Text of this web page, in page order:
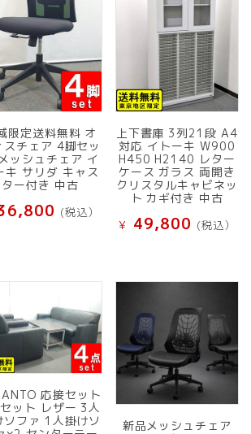
限定送料無料 オ
スチェア 4脚セッ
ッシュチェア イ
キ サリダ キャス
ター付き 中古
(税込）
上下書庫 3列21段 A4
対応 イトーキ W900
H450 H2140 レター
ケース ガラス 両開き
クリスタルキャビネッ
ト カギ付き 中古
¥ 49,800 (税込）
応接セット
ット レザー 3人
ソファ 1人掛けソ
新品メッシュチェア